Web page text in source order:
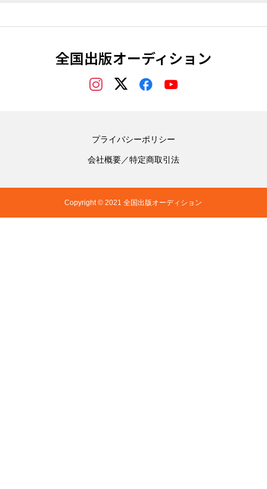
全国出版オーディション
プライバシーポリシー
会社概要／特定商取引法
Copyright © 2021 全国出版オーディション